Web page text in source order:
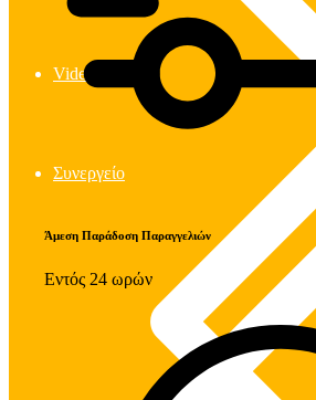
Video
Συνεργείο
Άμεση Παράδοση Παραγγελιών
Εντός 24 ωρών